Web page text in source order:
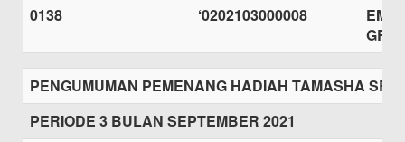
0138
‘0202103000008
PENGUMUMAN PEMENANG HADIAH TAMASHA
PERIODE 3 BULAN SEPTEMBER 2021